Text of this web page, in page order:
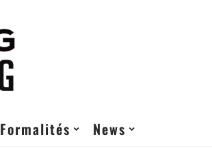
Formalités News